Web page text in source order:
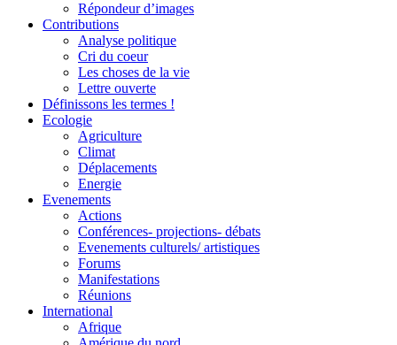
Répondeur d’images
Contributions
Analyse politique
Cri du coeur
Les choses de la vie
Lettre ouverte
Définissons les termes !
Ecologie
Agriculture
Climat
Déplacements
Energie
Evenements
Actions
Conférences- projections- débats
Evenements culturels/ artistiques
Forums
Manifestations
Réunions
International
Afrique